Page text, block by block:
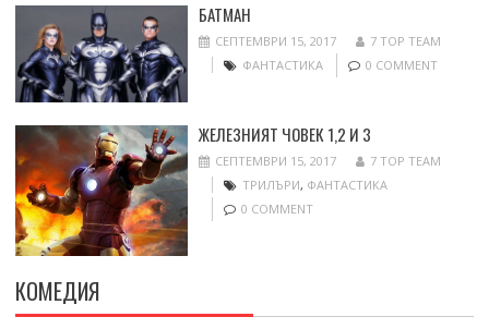
БАТМАН
СЕПТЕМВРИ 15, 2017
7 TOP TEAM
ФАНТАСТИКА
0 COMMENT
ЖЕЛЕЗНИЯТ ЧОВЕК 1,2 И 3
СЕПТЕМВРИ 15, 2017
7 TOP TEAM
ТРИЛЪРИ, ФАНТАСТИКА
0 COMMENT
КОМЕДИЯ